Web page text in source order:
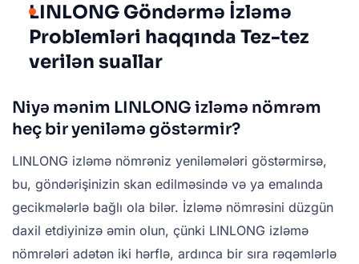
LINLONG Göndərmə İzləmə
Problemləri haqqında Tez-tez
verilən suallar
Niyə mənim LINLONG izləmə nömrəm
heç bir yeniləmə göstərmir?
LINLONG izləmə nömrəniz yeniləmələri göstərmirsə,
bu, göndərişinizin skan edilməsində və ya emalında
gecikmələrlə bağlı ola bilər. İzləmə nömrəsini düzgün
daxil etdiyinizə əmin olun, çünki LINLONG izləmə
nömrələri adətən iki hərflə, ardınca bir sıra rəqəmlərlə